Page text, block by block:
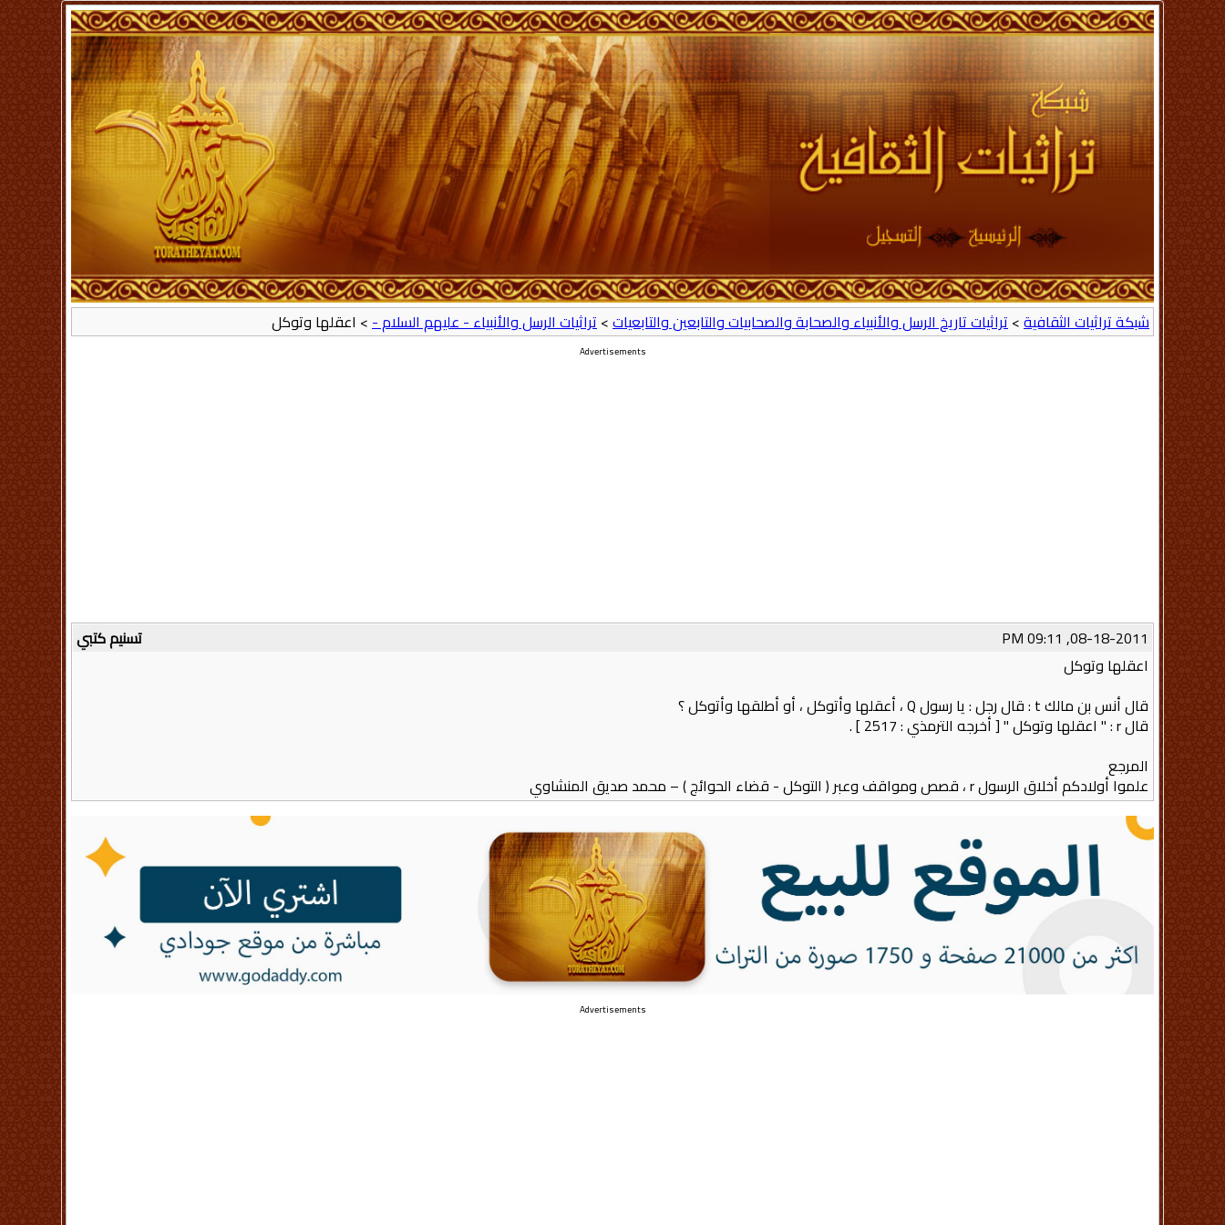
شبكة تراثيات الثقافية>تراثيات تاريخ الرسل والأنبياء والصحابة والصحابيات والتابعين والتابعيات>تراثيات الرسل والأنبياء - عليهم السلام -> اعقلها وتوكل
Advertisements
تسنيم كتبي
08-18-2011, 09:11 PM
اعقلها وتوكل
قال أنس بن مالك t : قال رجل : يا رسول Q ، أعقلها وأتوكل ، أو أطلقها وأتوكل ؟
قال r : " اعقلها وتوكل " [ أخرجه الترمذي : 2517 ] .
المرجع
علموا أولادكم أخلاق الرسول r ، قصص ومواقف وعبر ( التوكل - قضاء الحوائج ) – محمد صديق المنشاوي
Advertisements